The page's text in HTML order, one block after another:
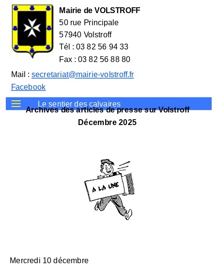
Mairie de VOLSTROFF
50 rue Principale
57940 Volstroff
Tél : 03 82 56 94 33
Fax : 03 82 56 88 80
Mail : secretariat@mairie-volstroff.fr
Facebook
Le sentier des calvaires
Archives des articles de presse sur Volstroff
Décembre 2025
Mercredi 10 décembre